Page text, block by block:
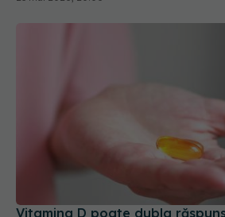
Vitamina D poate dubla
chimioterapie. Efect puternic
cancer la sân